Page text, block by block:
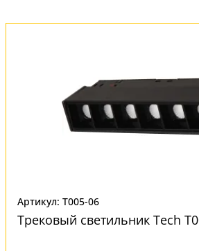
Артикул: T005-06
Трековый светильник Tech